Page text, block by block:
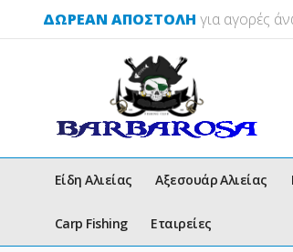
ΔΩΡΕΑΝ ΑΠΟΣΤΟΛΗ για αγορές
Είδη Αλιείας Αξεσουάρ Αλιείας
Carp Fishing Εταιρείες